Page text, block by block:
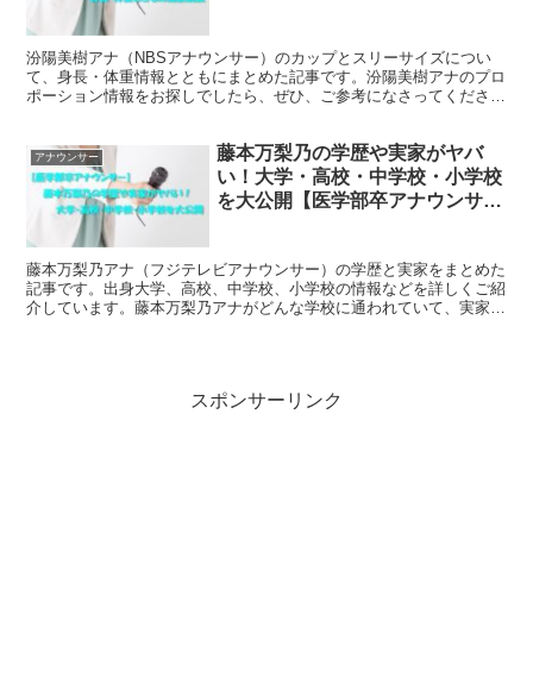
汾陽美樹アナ（NBSアナウンサー）のカップとスリーサイズについ
て、身長・体重情報とともにまとめた記事です。汾陽美樹アナのプロ
ポーション情報をお探しでしたら、ぜひ、ご参考になさってくださ
アナウンサー
藤本万梨乃の学歴や実家がヤバ
い！大学・高校・中学校・小学校
を大公開【医学部卒アナウンサ
藤本万梨乃アナ（フジテレビアナウンサー）の学歴と実家をまとめた
記事です。出身大学、高校、中学校、小学校の情報などを詳しくご紹
介しています。藤本万梨乃アナがどんな学校に通われていて、実家は
スポンサーリンク